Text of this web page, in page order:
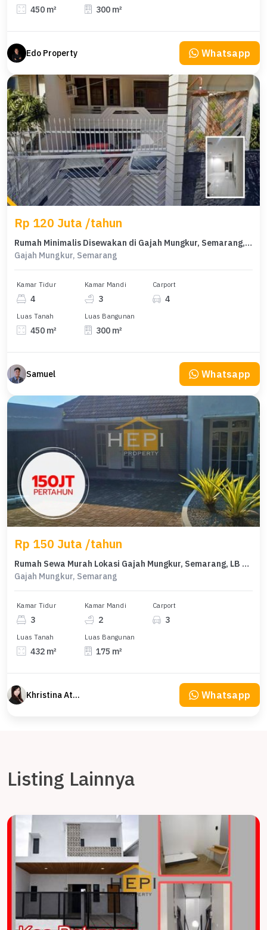
450 m² 300 m²
Edo Property Whatsapp
Rp 120 Juta /tahun
Rumah Minimalis Disewakan di Gajah Mungkur, Semarang, Harga Ekonomis
Gajah Mungkur, Semarang
Kamar Tidur
4
Kamar Mandi
3
Carport
4
Luas Tanah
450 m²
Luas Bangunan
300 m²
Samuel Whatsapp
Rp 150 Juta /tahun
Rumah Sewa Murah Lokasi Gajah Mungkur, Semarang, LB 175m²
Gajah Mungkur, Semarang
Kamar Tidur
3
Kamar Mandi
2
Carport
3
Luas Tanah
432 m²
Luas Bangunan
175 m²
Khristina Atmodjo Whatsapp
Listing Lainnya